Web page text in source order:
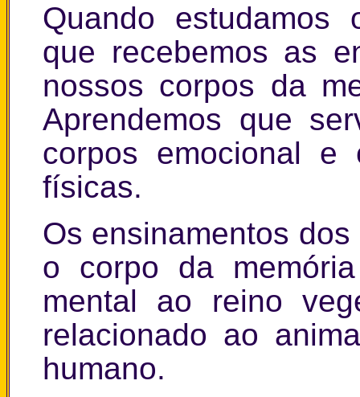
Quando estudamos
que recebemos as
nossos corpos da
Aprendemos que
corpos emocional e
físicas.
Os ensinamentos
o corpo da
mental ao reino
relacionado ao
humano.